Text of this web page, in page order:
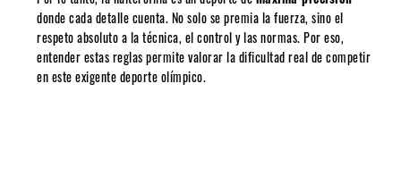
donde cada detalle cuenta. No solo se premia la fuerza, sino el
respeto absoluto a la técnica, el control y las normas. Por eso,
entender estas reglas permite valorar la dificultad real de competir
en este exigente deporte olímpico.